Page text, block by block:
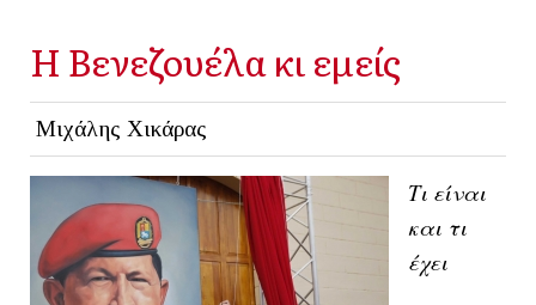
Η Βενεζουέλα κι εμείς
Μιχάλης Χικάρας
Τι είναι
και τι
έχει